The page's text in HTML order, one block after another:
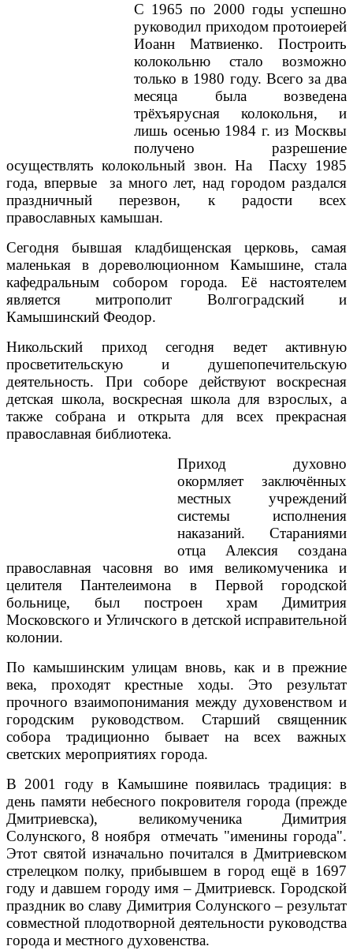
С 1965 по 2000 годы успешно
руководил при­ходом протоиерей
Иоанн Матвиенко. Построить
колокольню стало возможно
только в 1980 году. Всего за два
месяца была возведена
трёхъярусная колокольня, и
лишь осенью 1984 г. из Москвы
получено разрешение
осуществлять колокольный звон. На Пасху 1985
года, впервые за много лет, над городом раздался
праздничный перезвон, к радости всех
православных камышан.
Сегодня бывшая кладбищенская церковь, самая
маленькая в доре­волюционном Камыши­не, стала
кафедральным собором города. Её на­стоятелем
является митро­полит Волгоградский и
Камышинский Феодор.
Никольский приход сегодня ведет активную
просветительскую и душепопечительскую
деятельность. При соборе действуют воскресная
детская школа, воскресная школа для взрослых, а
также собрана и открыта для всех прекрасная
православная библиотека.
Приход духовно
окормляет заключённых
местных учреждений
системы исполнения
наказаний. Стараниями
отца Алексия создана
православная часовня во имя великомученика и
целителя Пантелеимона в Первой городской
больнице, был построен храм Димитрия
Московского и Угличского в детской исправительной
колонии.
По камышинским улицам вновь, как и в прежние
века, проходят крестные ходы. Это результат
прочного взаимопонимания между духовенством и
городским руководством. Старший священник
собора традиционно бывает на всех важных
светских мероприятиях города.
В 2001 году в Камышине появилась традиция: в
день памяти небесного покровителя города (прежде
Дмитриевска), великомученика Димитрия
Солунского, 8 ноября отмечать "именины города".
Этот святой изначально почитался в Дмитриевском
стрелецком полку, прибывшем в город ещё в 1697
году и давшем городу имя – Дмитриевск. Городской
праздник во славу Димитрия Солунского – результат
совместной плодотворной деятельности руководства
города и местного духовенства.